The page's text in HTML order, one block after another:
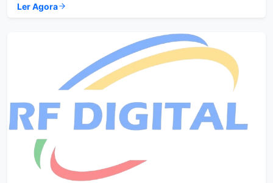
Ler Agora